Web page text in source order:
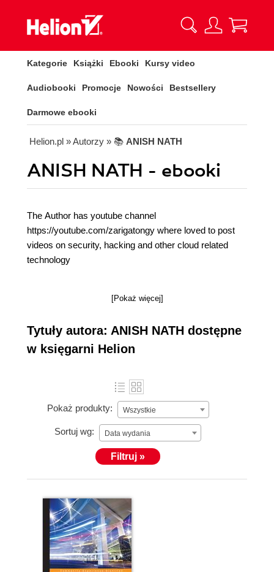
Kategorie Książki Ebooki Kursy video
Audiobooki Promocje Nowości Bestsellery
Darmowe ebooki
Helion.pl » Autorzy » 📚 ANISH NATH
ANISH NATH - ebooki
The Author has youtube channel
https://youtube.com/zarigatongy where loved to post
videos on security, hacking and other cloud related
technology
[Pokaż więcej]
Tytuły autora: ANISH NATH dostępne
w księgarni Helion
Pokaż produkty: Wszystkie
Sortuj wg: Data wydania
Filtruj »